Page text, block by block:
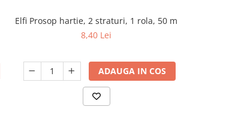
Elfi Prosop hartie, 2 straturi, 1 rola, 50 m
8,40 Lei
ADAUGA IN COS